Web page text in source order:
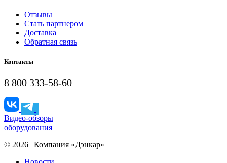
Отзывы
Стать партнером
Доставка
Обратная связь
Контакты
8 800 333-58-60
Видео-обзоры
оборудования
© 2026 | Компания «Дэнкар»